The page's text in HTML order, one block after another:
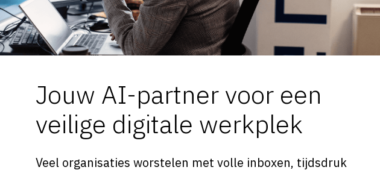
Jouw AI-partner voor een
veilige digitale werkplek
Veel organisaties worstelen met volle inboxen, tijdsdruk